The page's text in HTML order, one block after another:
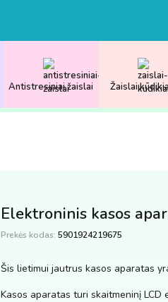
Antistresiniai žaislai Žaislai
Elektroninis kasos
Prekės kodas: 5901924219675
Šis lietimui jautrus kasos aparatas
Kasos aparatas turi skaitmeninį LCD